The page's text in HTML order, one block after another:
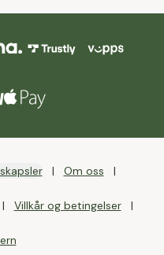
Om oss
Villkår og betingelser